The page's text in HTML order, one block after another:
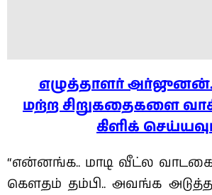
எழுத்தாளர்
மற்ற சிறுகதைகளை
கிளிக்
“என்னங்க.. மாடி வீட்ல
கௌதம் தம்பி.. அவங்க